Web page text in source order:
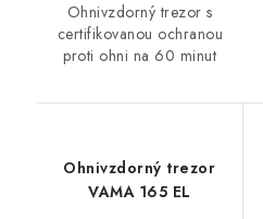
Ohnivzdorný trezor s
certifikovanou ochranou
proti ohni na 60 minut
Ohnivzdorný trezor
VAMA 165 EL